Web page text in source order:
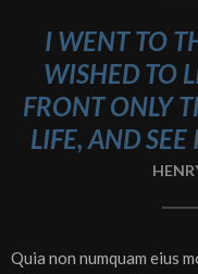
I WENT TO
WISHED TO
FRONT ONLY
LIFE, AND
Quia non numquam eius